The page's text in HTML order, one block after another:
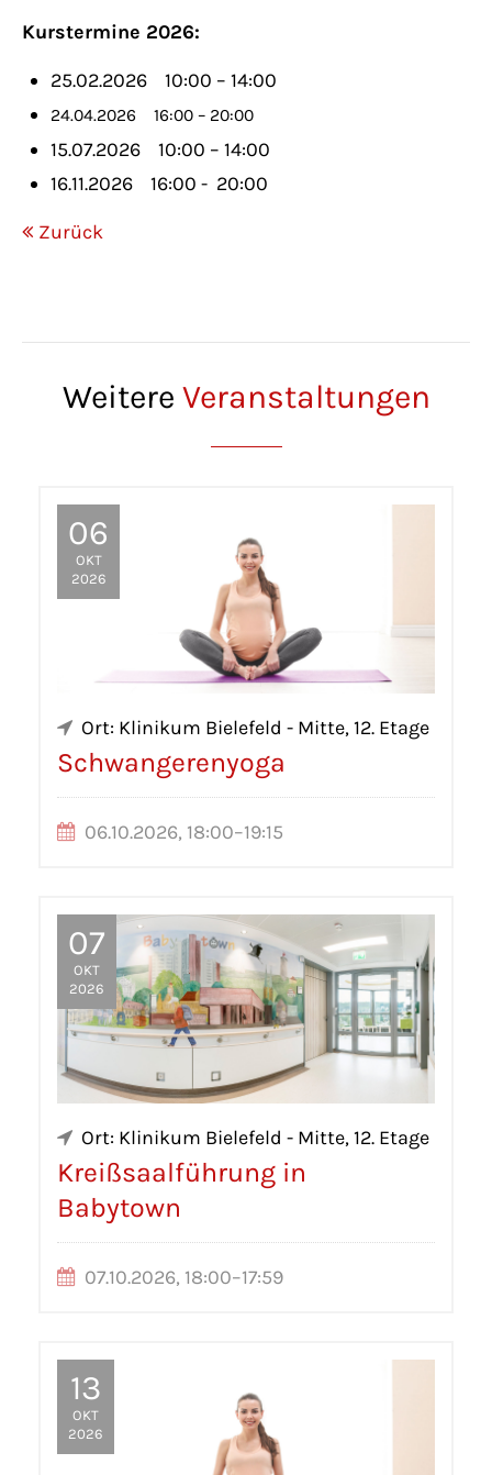
Kurstermine 2026:
25.02.2026 10:00 – 14:00
24.04.2026 16:00 – 20:00
15.07.2026 10:00 – 14:00
16.11.2026 16:00 - 20:00
Zurück
Weitere Veranstaltungen
06
OKT
2026
Ort: Klinikum Bielefeld - Mitte, 12. Etage
Schwangerenyoga
06.10.2026, 18:00–19:15
07
OKT
2026
Ort: Klinikum Bielefeld - Mitte, 12. Etage
Kreißsaalführung in
Babytown
07.10.2026, 18:00–17:59
13
OKT
2026